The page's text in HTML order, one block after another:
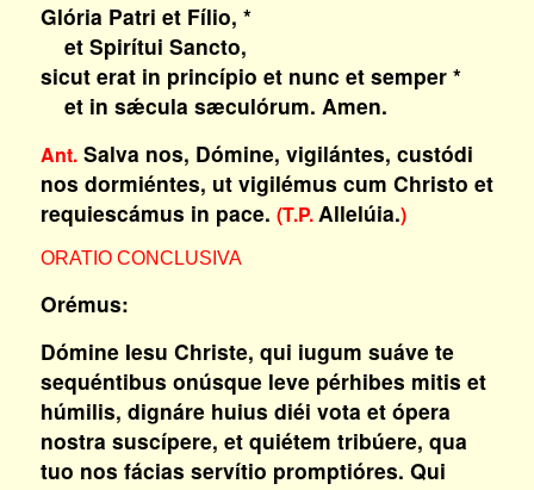
Glória Patri et Fílio, *
et Spirítui Sancto,
sicut erat in princípio et nunc et semper *
et in sǽcula sæculórum. Amen.
Ant.Salva nos, Dómine, vigilántes, custódi
nos dormiéntes, ut vigilémus cum Christo et
requiescámus in pace. (T.P.Allelúia.)
ORATIO CONCLUSIVA
Orémus:
Dómine Iesu Christe, qui iugum suáve te
sequéntibus onúsque leve pérhibes mitis et
húmilis, dignáre huius diéi vota et ópera
nostra suscípere, et quiétem tribúere, qua
tuo nos fácias servítio promptióres. Qui